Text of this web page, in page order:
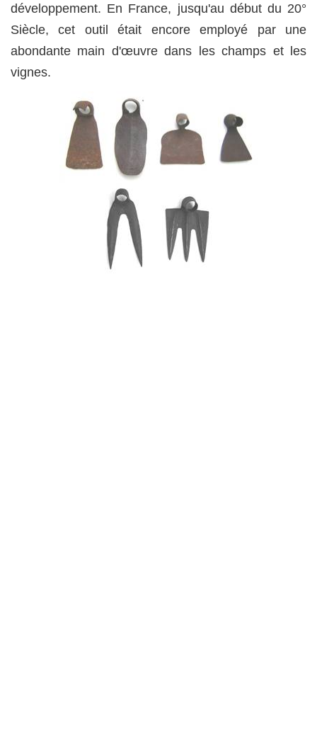
développement. En France, jusqu'au début du 20°
Siècle, cet outil était encore employé par une
abondante main d'œuvre dans les champs et les
vignes.